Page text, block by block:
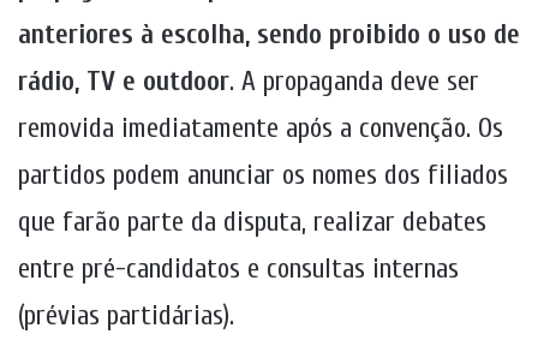
anteriores à escolha, sendo proibido o uso de
rádio, TV e outdoor. A propaganda deve ser
removida imediatamente após a convenção. Os
partidos podem anunciar os nomes dos filiados
que farão parte da disputa, realizar debates
entre pré-candidatos e consultas internas
(prévias partidárias).